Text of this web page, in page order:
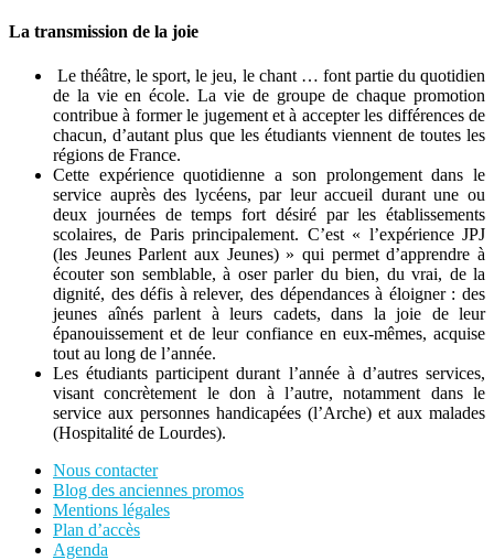
La transmission de la joie
Le théâtre, le sport, le jeu, le chant … font partie du quotidien
de la vie en école. La vie de groupe de chaque promotion
contribue à former le jugement et à accepter les différences de
chacun, d’autant plus que les étudiants viennent de toutes les
régions de France.
Cette expérience quotidienne a son prolongement dans le
service auprès des lycéens, par leur accueil durant une ou
deux journées de temps fort désiré par les établissements
scolaires, de Paris principalement. C’est « l’expérience JPJ
(les Jeunes Parlent aux Jeunes) » qui permet d’apprendre à
écouter son semblable, à oser parler du bien, du vrai, de la
dignité, des défis à relever, des dépendances à éloigner : des
jeunes aînés parlent à leurs cadets, dans la joie de leur
épanouissement et de leur confiance en eux-mêmes, acquise
tout au long de l’année.
Les étudiants participent durant l’année à d’autres services,
visant concrètement le don à l’autre, notamment dans le
service aux personnes handicapées (l’Arche) et aux malades
(Hospitalité de Lourdes).
Nous contacter
Blog des anciennes promos
Mentions légales
Plan d’accès
Agenda